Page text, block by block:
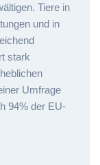
Tiere in
und in
stark
Umfrage
94% der EU-